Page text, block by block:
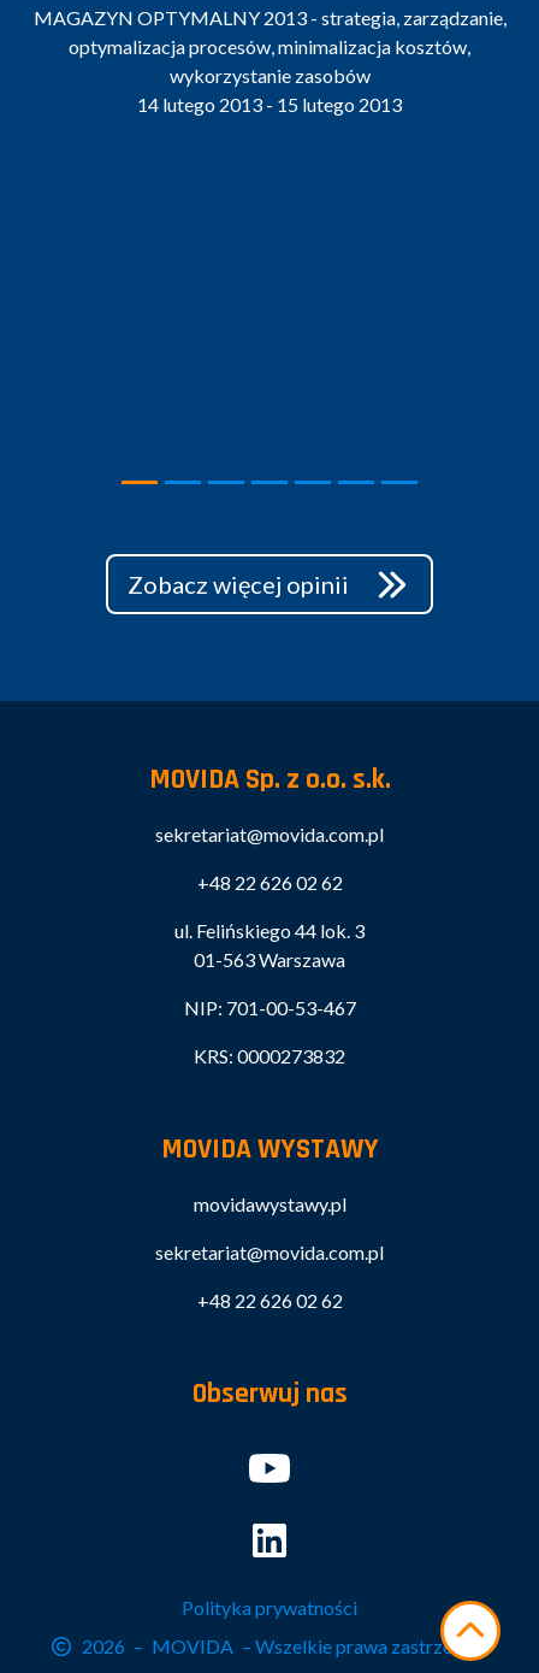
MAGAZYN OPTYMALNY 2013 - strategia, zarządzanie,
optymalizacja procesów, minimalizacja kosztów,
wykorzystanie zasobów
14 lutego 2013 - 15 lutego 2013
Zobacz więcej opinii
MOVIDA Sp. z o.o. s.k.
sekretariat@movida.com.pl
+48 22 626 02 62
ul. Felińskiego 44 lok. 3
01-563 Warszawa
NIP: 701-00-53-467
KRS: 0000273832
MOVIDA WYSTAWY
movidawystawy.pl
sekretariat@movida.com.pl
+48 22 626 02 62
Obserwuj nas
Polityka prywatności
2026 – MOVIDA – Wszelkie prawa zastrzeżone